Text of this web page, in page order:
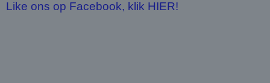
Like ons op Facebook, klik HIER!